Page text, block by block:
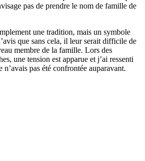
pas de prendre le nom de famille de
une tradition, mais un symbole
que sans cela, il leur serait difficile de
membre de la famille. Lors des
une tension est apparue et j’ai ressenti
n’avais pas été confrontée auparavant.​